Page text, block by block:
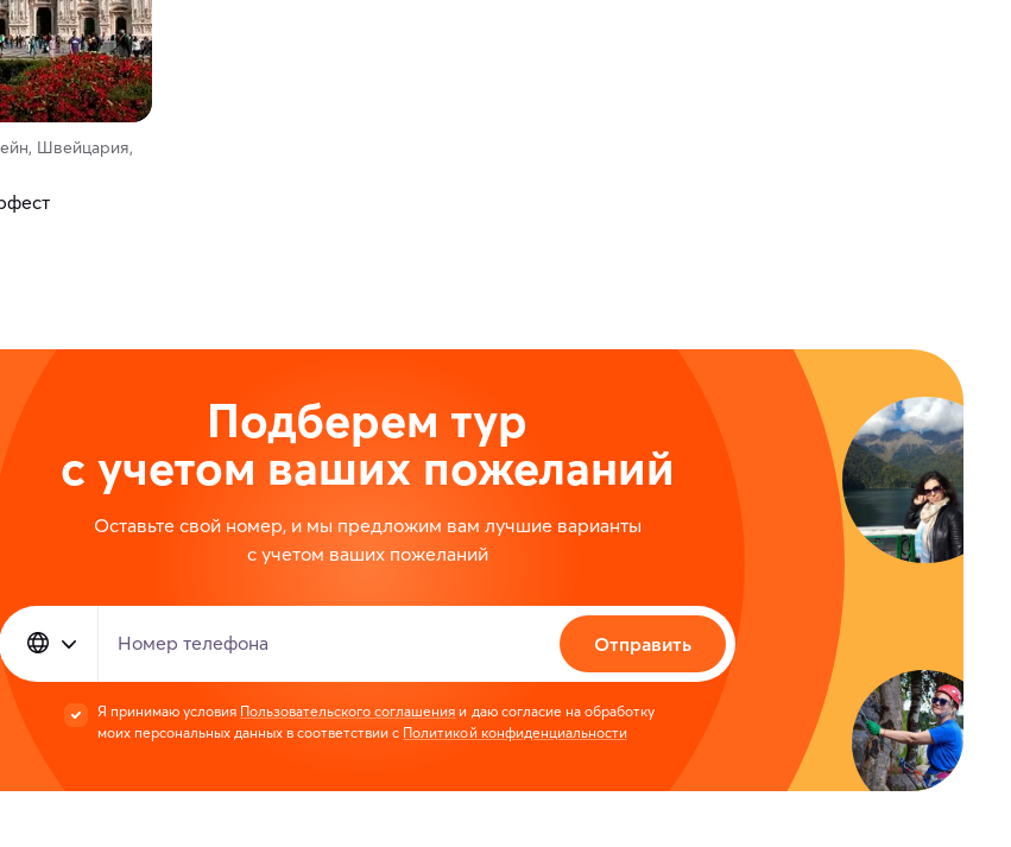
Швейцария,
Подберем тур
с учетом ваших пожеланий
Оставьте свой номер, и мы предложим вам лучшие варианты
с учетом ваших пожеланий
Номер телефона Отправить
Я принимаю условия Пользовательского соглашения и даю согласие на обработку
моих персональных данных в соответствии с Политикой конфиденциальности